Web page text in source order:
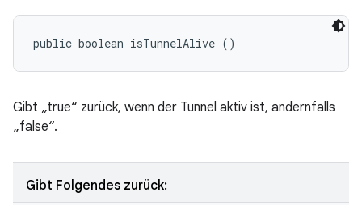
public boolean isTunnelAlive ()
Gibt „true“ zurück, wenn der Tunnel aktiv ist, andernfalls
„false“.
Gibt Folgendes zurück: